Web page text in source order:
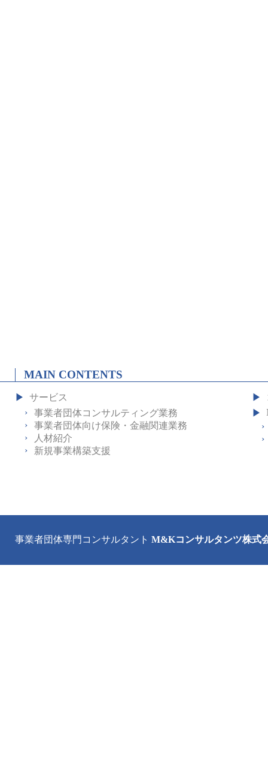
MAIN CONTENTS
サービス
事業者団体コンサルティング業務
事業者団体向け保険・金融関連業務
人材紹介
新規事業構築支援
事業者団体専門コンサルタント M&Kコンサルタンツ株式